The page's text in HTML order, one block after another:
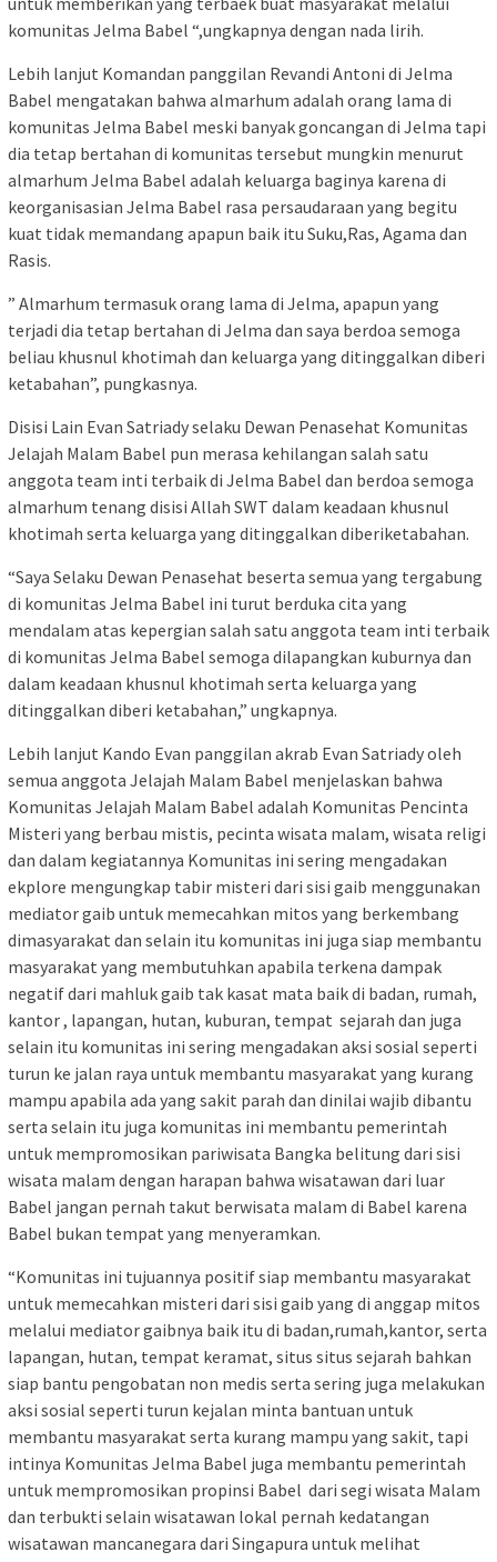
komunitas Jelma Babel “,ungkapnya dengan nada lirih.
Lebih lanjut Komandan panggilan Revandi Antoni di Jelma
Babel mengatakan bahwa almarhum adalah orang lama di
komunitas Jelma Babel meski banyak goncangan di Jelma tapi
dia tetap bertahan di komunitas tersebut mungkin menurut
almarhum Jelma Babel adalah keluarga baginya karena di
keorganisasian Jelma Babel rasa persaudaraan yang begitu
kuat tidak memandang apapun baik itu Suku,Ras, Agama dan
Rasis.
” Almarhum termasuk orang lama di Jelma, apapun yang
terjadi dia tetap bertahan di Jelma dan saya berdoa semoga
beliau khusnul khotimah dan keluarga yang ditinggalkan diberi
ketabahan”, pungkasnya.
Disisi Lain Evan Satriady selaku Dewan Penasehat Komunitas
Jelajah Malam Babel pun merasa kehilangan salah satu
anggota team inti terbaik di Jelma Babel dan berdoa semoga
almarhum tenang disisi Allah SWT dalam keadaan khusnul
khotimah serta keluarga yang ditinggalkan diberiketabahan.
“Saya Selaku Dewan Penasehat beserta semua yang tergabung
di komunitas Jelma Babel ini turut berduka cita yang
mendalam atas kepergian salah satu anggota team inti terbaik
di komunitas Jelma Babel semoga dilapangkan kuburnya dan
dalam keadaan khusnul khotimah serta keluarga yang
ditinggalkan diberi ketabahan,” ungkapnya.
Lebih lanjut Kando Evan panggilan akrab Evan Satriady oleh
semua anggota Jelajah Malam Babel menjelaskan bahwa
Komunitas Jelajah Malam Babel adalah Komunitas Pencinta
Misteri yang berbau mistis, pecinta wisata malam, wisata religi
dan dalam kegiatannya Komunitas ini sering mengadakan
ekplore mengungkap tabir misteri dari sisi gaib menggunakan
mediator gaib untuk memecahkan mitos yang berkembang
dimasyarakat dan selain itu komunitas ini juga siap membantu
masyarakat yang membutuhkan apabila terkena dampak
negatif dari mahluk gaib tak kasat mata baik di badan, rumah,
kantor , lapangan, hutan, kuburan, tempat sejarah dan juga
selain itu komunitas ini sering mengadakan aksi sosial seperti
turun ke jalan raya untuk membantu masyarakat yang kurang
mampu apabila ada yang sakit parah dan dinilai wajib dibantu
serta selain itu juga komunitas ini membantu pemerintah
untuk mempromosikan pariwisata Bangka belitung dari sisi
wisata malam dengan harapan bahwa wisatawan dari luar
Babel jangan pernah takut berwisata malam di Babel karena
Babel bukan tempat yang menyeramkan.
“Komunitas ini tujuannya positif siap membantu masyarakat
untuk memecahkan misteri dari sisi gaib yang di anggap mitos
melalui mediator gaibnya baik itu di badan,rumah,kantor, serta
lapangan, hutan, tempat keramat, situs situs sejarah bahkan
siap bantu pengobatan non medis serta sering juga melakukan
aksi sosial seperti turun kejalan minta bantuan untuk
membantu masyarakat serta kurang mampu yang sakit, tapi
intinya Komunitas Jelma Babel juga membantu pemerintah
untuk mempromosikan propinsi Babel dari segi wisata Malam
dan terbukti selain wisatawan lokal pernah kedatangan
wisatawan mancanegara dari Singapura untuk melihat